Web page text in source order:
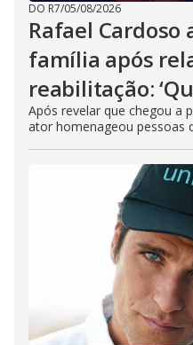
DO R7/05/08/2026
Rafael Cardoso
família após
reabilitação:
Após revelar que chegou a
ator homenageou pessoas